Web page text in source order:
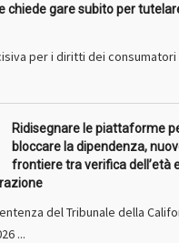
chiede gare subito per
per i diritti dei consumatori
Ridisegnare le piattaforme
bloccare la dipendenza,
frontiere tra verifica dell’età
del Tribunale della
...